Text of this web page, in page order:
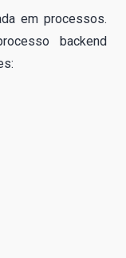
em processos.
backend